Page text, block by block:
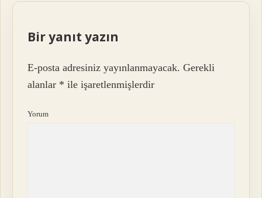
Bir yanıt yazın
E-posta adresiniz yayınlanmayacak. Gerekli
alanlar * ile işaretlenmişlerdir
Yorum